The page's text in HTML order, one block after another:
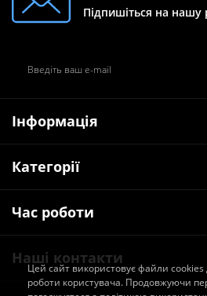
Підпишіться на нашу
Інформація
Категорії
Час роботи
Наші контакти
Цей сайт використовує файли
роботи користувача. Продовжуючи